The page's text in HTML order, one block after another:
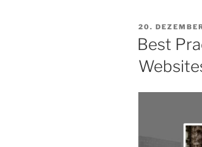
AM
20.
Best